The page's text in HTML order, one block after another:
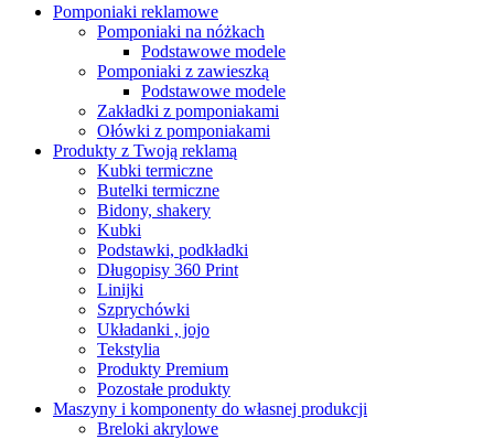
Pomponiaki reklamowe
Pomponiaki na nóżkach
Podstawowe modele
Pomponiaki z zawieszką
Podstawowe modele
Zakładki z pomponiakami
Ołówki z pomponiakami
Produkty z Twoją reklamą
Kubki termiczne
Butelki termiczne
Bidony, shakery
Kubki
Podstawki, podkładki
Długopisy 360 Print
Linijki
Szprychówki
Układanki , jojo
Tekstylia
Produkty Premium
Pozostałe produkty
Maszyny i komponenty do własnej produkcji
Breloki akrylowe